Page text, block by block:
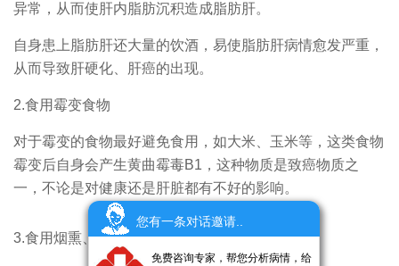
异常，从而使肝内脂肪沉积造成脂肪肝。
自身患上脂肪肝还大量的饮酒，易使脂肪肝病情愈发严重，
从而导致肝硬化、肝癌的出现。
2.食用霉变食物
对于霉变的食物最好避免食用，如大米、玉米等，这类食物
霉变后自身会产生黄曲霉毒B1，这种物质是致癌物质之
一，不论是对健康还是肝脏都有不好的影响。
3.食用烟熏、腌制的食物
您有一条对话邀请..
免费咨询专家，帮您分析病情，给